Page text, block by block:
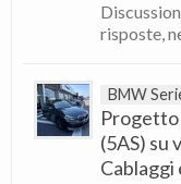
risposte,
BMW
(5AS) su
Cablaggi